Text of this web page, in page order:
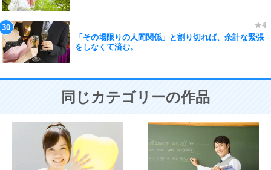
「その場限りの人間関係」と割り切れば、余計な緊張
をしなくて済む。
同じカテゴリーの作品